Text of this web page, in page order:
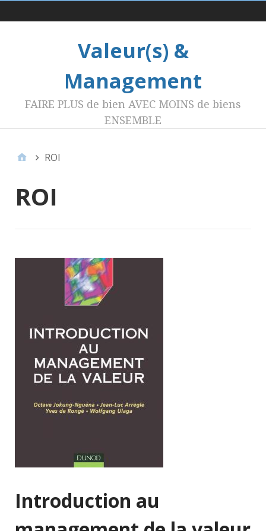
Menu 1
Valeur(s) &
Management
FAIRE PLUS de bien AVEC MOINS de biens
ENSEMBLE
ROI
ROI
Introduction au